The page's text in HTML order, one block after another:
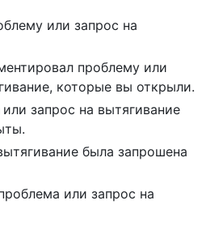
или запрос на
проблему или
которые вы открыли.
запрос на вытягивание
была запрошена
или запрос на